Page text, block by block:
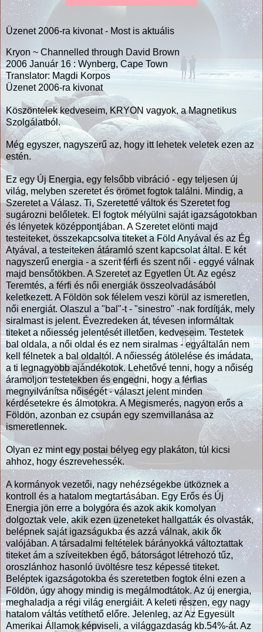
Üzenet 2006-ra kivonat - Most is aktuális
Kryon ~ Channelled through David Brown
2006 Január 16 : Wynberg, Cape Town
Translator: Magdi Korpos
Üzenet 2006-ra kivonat
Köszöntelek kedveseim, KRYON vagyok, a Magnetikus
Szolgálatból.
Még egyszer, nagyszerű az, hogy itt lehetek veletek ezen az
estén.
Ez egy Új Energia, egy felsőbb vibráció - egy teljesen új
világ, melyben szeretet és örömet fogtok találni. Mindig, a
Szeretet a Válasz. Ti, Szeretetté váltok és Szeretet fog
sugározni belőletek. El fogtok mélyülni saját igazságotokban
és lényetek középpontjában. A Szeretet elönti majd
testeiteket, összekapcsolva titeket a Föld Anyával és az Ég
Atyával, a testeiteken átáramló szent kapcsolat által. E két
nagyszerű energia - a szent férfi és szent női - eggyé válnak
majd bensőtökben. A Szeretet az Egyetlen Út. Az egész
Teremtés, a férfi és női energiák összeolvadásából
keletkezett. A Földön sok félelem veszi körül az ismeretlen,
női energiát. Olaszul a "bal"-t - "sinestro" -nak fordítják, mely
siralmast is jelent. Évezredeken át, tévesen informáltak
titeket a nőiesség jelentését illetően, kedveseim. Testetek
bal oldala, a női oldal és ez nem siralmas - egyáltalán nem
kell félnetek a bal oldaltól. A nőiesség átölelése és imádata,
a ti legnagyobb ajándékotok. Lehetővé tenni, hogy a nőiség
áramoljon testetekben és engedni, hogy a férfias
megnyilvánítsa nőiségét - választ jelent minden
kérdésetekre és álmotokra. A Megismerés, nagyon erős a
Földön, azonban ez csupán egy szemvillanása az
ismeretlennek.
Olyan ez mint egy postai bélyeg egy plakáton, túl kicsi
ahhoz, hogy észrevehessék.
A kormányok vezetői, nagy nehézségekbe ütköznek a
kontroll és a hatalom megtartásában. Egy Erős és Új
Energia jön erre a bolygóra és azok akik komolyan
dolgoztak vele, akik ezen üzeneteket hallgatták és olvasták,
belépnek saját igazságukba és azzá válnak, akik ők
valójában. A társadalmi feltételek bárányokká változtattak
titeket ám a szíveitekben égő, bátorságot létrehozó tűz,
oroszlánhoz hasonló üvöltésre tesz képessé titeket.
Beléptek igazságotokba és szeretetben fogtok élni ezen a
Földön, úgy ahogy mindig is megálmodtátok. Az új energia,
meghaladja a régi világ energiáit. A keleti részen, egy nagy
hatalom váltás vetíthető előre. Jelenleg, az Az Egyesült
Amerikai Államok képviseli, a világgazdaság kb.54%-át. Az